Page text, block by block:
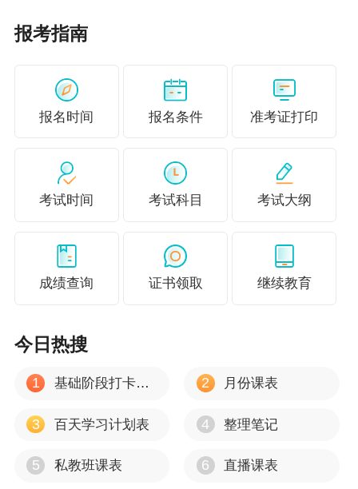
分（140分）的60%（84分）。
声明：因考试政策、内容不断变化与调整，正保
会计网校提供的以上信息仅供参考，如有异议，
报考指南
报名时间 报名条件 准考证打印
考试时间 考试科目 考试大纲
成绩查询 证书领取 继续教育
今日热搜
1 基础阶段打卡计划 2 月份课表
3 百天学习计划表 4 整理笔记
5 私教班课表 6 直播课表